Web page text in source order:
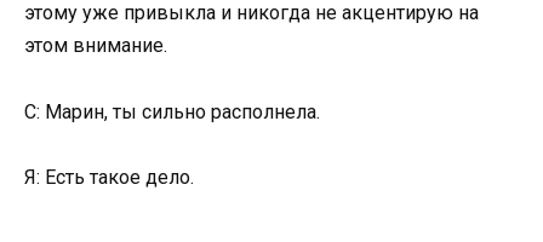
этому уже привыкла и никогда не акцентирую на
этом внимание.
С: Марин, ты сильно располнела.
Я: Есть такое дело.